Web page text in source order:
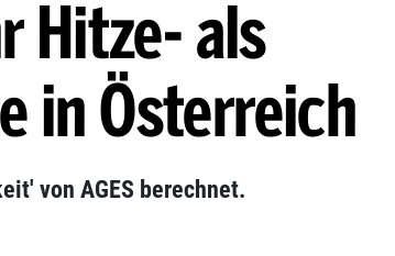
Hitze- als
in Österreich
von AGES berechnet.